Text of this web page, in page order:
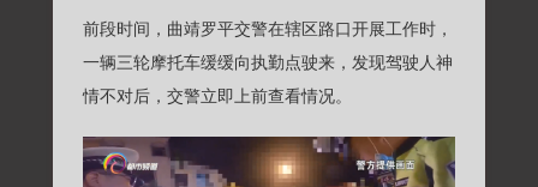
前段时间，曲靖罗平交警在辖区路口开展工作时，
一辆三轮摩托车缓缓向执勤点驶来，发现驾驶人神
情不对后，交警立即上前查看情况。